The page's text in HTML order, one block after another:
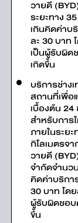
วายดี
ระยะทาง
เกินคิดค่าบ
ละ 30 บาท
เป็นผู้รับผิด
เกิดขึ้น
บริการช่าง
สถานที่เพื่อ
เบื้องต้น 24
สำหรับการ
ภายในระย
กิโลเมตรจ
วายดี
จำกัดจำนว
คิดค่าบริกา
30 บาท โด
ผู้รับผิดชอบ
ขึ้น